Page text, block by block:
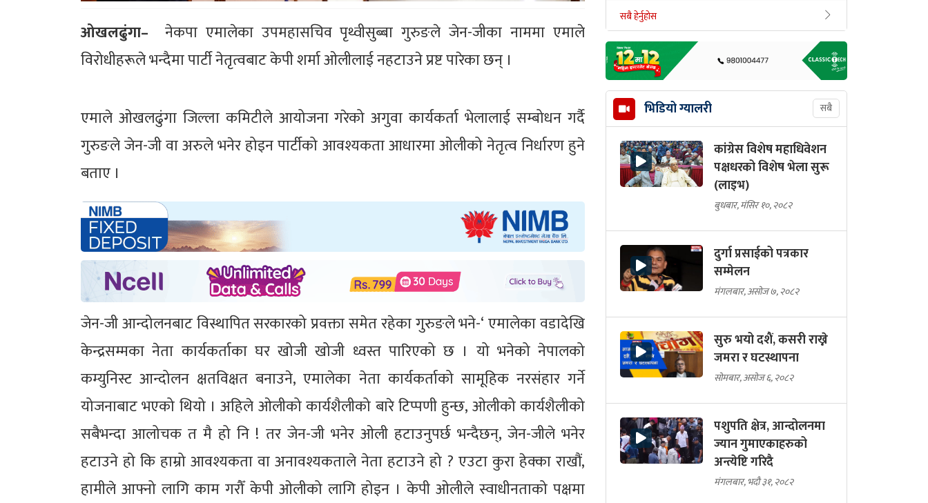
ओखलढुंगा– नेकपा एमालेका उपमहासचिव पृथ्वीसुब्बा गुरुङले जेन-जीका नाममा एमाले
विरोधीहरूले भन्दैमा पार्टी नेतृत्वबाट केपी शर्मा ओलीलाई नहटाउने प्रष्ट पारेका छन् ।
एमाले ओखलढुंगा जिल्ला कमिटीले आयोजना गरेको अगुवा कार्यकर्ता भेलालाई सम्बोधन गर्दै
गुरुङले जेन-जी वा अरुले भनेर होइन पार्टीको आवश्यकता आधारमा ओलीको नेतृत्व निर्धारण हुने
बताए ।
जेन-जी आन्दोलनबाट विस्थापित सरकारको प्रवक्ता समेत रहेका गुरुङले भने-‘ एमालेका वडादेखि
केन्द्रसम्मका नेता कार्यकर्ताका घर खोजी खोजी ध्वस्त पारिएको छ । यो भनेको नेपालको
कम्युनिस्ट आन्दोलन क्षतविक्षत बनाउने, एमालेका नेता कार्यकर्ताको सामूहिक नरसंहार गर्ने
योजनाबाट भएको थियो । अहिले ओलीको कार्यशैलीको बारे टिप्पणी हुन्छ, ओलीको कार्यशैलीको
सबैभन्दा आलोचक त मै हो नि ! तर जेन-जी भनेर ओली हटाउनुपर्छ भन्दैछन्, जेन-जीले भनेर
हटाउने हो कि हाम्रो आवश्यकता वा अनावश्यकताले नेता हटाउने हो ? एउटा कुरा हेक्का राखौं,
हामीले आफ्नो लागि काम गरौँ केपी ओलीको लागि होइन । केपी ओलीले स्वाधीनताको पक्षमा
सबै हेर्नुहोस
भिडियो ग्यालरी सबै
कांग्रेस विशेष महाधिवेशन
पक्षधरको विशेष भेला सुरू
(लाइभ)
बुधबार, मंसिर १०, २०८२
दुर्गा प्रसाईको पत्रकार
सम्मेलन
मंगलबार, असोज ७, २०८२
सुरु भयो दशैं, कसरी राख्ने
जमरा र घटस्थापना
सोमबार, असोज ६, २०८२
पशुपति क्षेत्र, आन्दोलनमा
ज्यान गुमाएकाहरुको
अन्त्येष्टि गरिदै
मंगलबार, भदौ ३१, २०८२